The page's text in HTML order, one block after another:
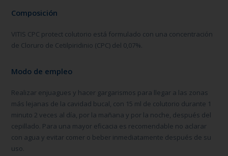
Composición
VITIS CPC protect colutorio está formulado con una concentración
de Cloruro de Cetilpiridinio (CPC) del 0,07%.
Modo de empleo
Realizar enjuagues y hacer gargarismos para llegar a las zonas
más lejanas de la cavidad bucal, con 15 ml de colutorio durante 1
minuto 2 veces al día, por la mañana y por la noche, después del
cepillado. Para una mayor eficacia es recomendable no aclarar
con agua y evitar comer o beber inmediatamente después de su
uso.